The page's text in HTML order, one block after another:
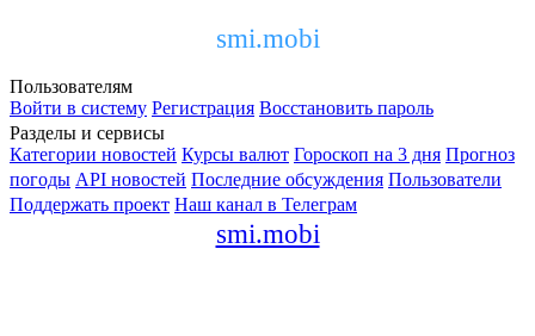
smi.mobi
Пользователям
Войти в систему Регистрация Восстановить пароль
Разделы и сервисы
Категории новостей Курсы валют Гороскоп на 3 дня Прогноз
погоды API новостей Последние обсуждения Пользователи
Поддержать проект Наш канал в Телеграм
smi.mobi